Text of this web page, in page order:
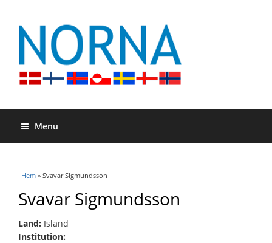
Menu
Du är här
Hem » Svavar Sigmundsson
Svavar Sigmundsson
Land: Island
Institution: